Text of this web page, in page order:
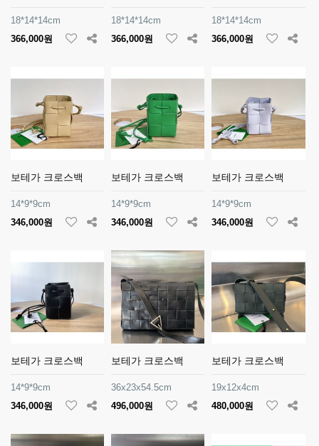
18*14*14cm
366,000원
18*14*14cm
366,000원
18*14*14cm
366,000원
보테가 크로스백
14*9*9cm
346,000원
보테가 크로스백
14*9*9cm
346,000원
보테가 크로스백
14*9*9cm
346,000원
보테가 크로스백
14*9*9cm
346,000원
보테가 크로스백
36x23x54.5cm
496,000원
보테가 크로스백
19x12x4cm
480,000원